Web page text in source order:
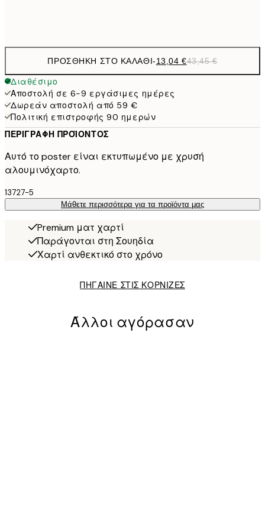
ΠΡΟΣΘΉΚΗ ΣΤΟ ΚΑΛΆΘΙ-13,04 €43,45 €
Διαθέσιμο
Αποστολή σε 6-9 εργάσιμες ημέρες
Δωρεάν αποστολή από 59 €
Πολιτική επιστροφής 90 ημερών
ΠΕΡΙΓΡΑΦΉ ΠΡΟΪΌΝΤΟΣ
Αυτό το poster είναι εκτυπωμένο με χρυσή
αλουμινόχαρτο.
13727-5
Μάθετε περισσότερα για τα προϊόντα μας
Premium ματ χαρτί
Παράγονται στη Σουηδία
Χαρτί ανθεκτικό στο χρόνο
ΠΗΓΑΙΝΕ ΣΤΙΣ ΚΟΡΝΙΖΕΣ
Άλλοι αγόρασαν